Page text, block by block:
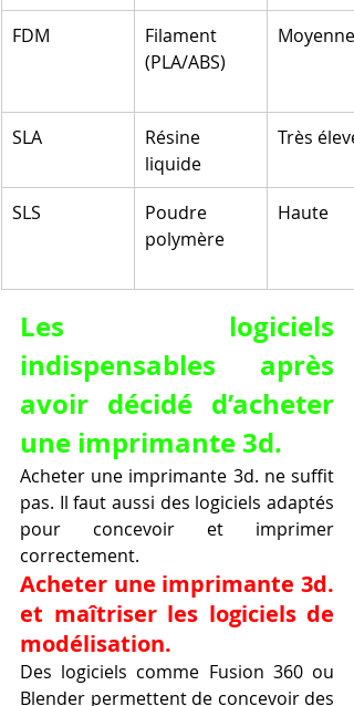
FDM
Filament
(PLA/ABS)
Moyenne
SLA
Résine
liquide
Très
SLS
Poudre
polymère
Haute
Les logiciels
indispensables après
avoir décidé d’acheter
une imprimante 3d.
Acheter une imprimante 3d. ne suffit
pas. Il faut aussi des logiciels adaptés
pour concevoir et imprimer
correctement.
Acheter une imprimante 3d.
et maîtriser les logiciels de
modélisation.
Des logiciels comme Fusion 360 ou
Blender permettent de concevoir des